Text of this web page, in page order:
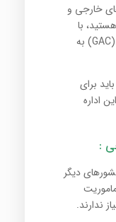
خارجی و
با
تایید اداره‌ی امور بین‌الملل کانادا (GAC) به
برای
اداره
:
دیگر
ندارند.